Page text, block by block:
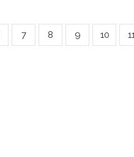
7 8 9 10